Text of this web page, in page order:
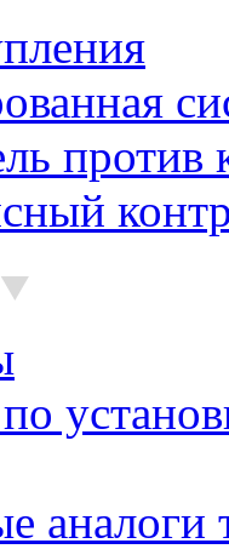
против
аналоги